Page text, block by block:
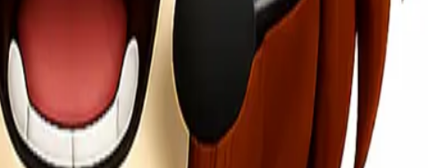
pengiriman. Ini adalah bentuk tanggung jawab kami dalam menjaga
pengiriman barang, Lionel Express telah membangun reputasi sebagai
untuk pelanggan individu maupun korporasi.
modern dan terawat dengan baik. Hal ini menjamin proses pengiriman
beberapa metode pemesanan: